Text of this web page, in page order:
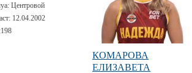
Центровой
12.04.2002
198
КОМАРОВА
ЕЛИЗАВЕТА